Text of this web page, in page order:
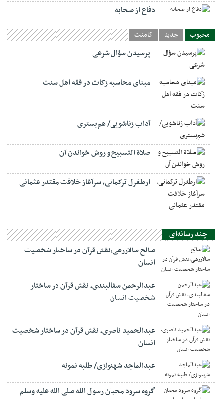
دفاع از صحابه
محبوب جدید کامنت
پرسیدن سؤال شرعی
مبنای محاسبه زکات در فقه اهل سنت
آداب زناشویی/ هم‌بستری
صلاة التسبيح و روش خواندن آن
ارطغرل ترکمانی، سرآغاز خلافت مقتدر عثمانی
چند رسانه‌ای
صالح سالارزهی،‌نقش قرآن در ساختار شخصیت
انسان
عبدالرحمن سفالبندی، نقش قرآن در ساختار
شخصیت انسان
عبدالحمید ناصری، نقش قرآن در ساختار شخصیت
انسان
عبدالماجد شهنوازی/ طلبه نمونه
گروه سرود محبان رسول الله صلی الله علیه وسلم